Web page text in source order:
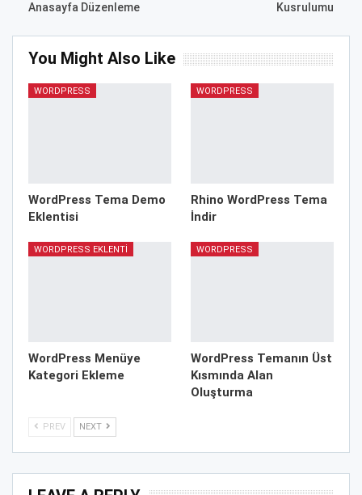
Anasayfa Düzenleme
Kusrulumu
You Might Also Like
WORDPRESS
WordPress Tema Demo
Eklentisi
WORDPRESS
Rhino WordPress Tema
İndir
WORDPRESS EKLENTI
WordPress Menüye
Kategori Ekleme
WORDPRESS
WordPress Temanın Üst
Kısmında Alan
Oluşturma
PREV NEXT